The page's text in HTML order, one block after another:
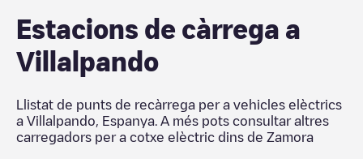
Estacions de càrrega a
Villalpando
Llistat de punts de recàrrega per a vehicles elèctrics
a Villalpando Espanya . A més pots consultar altres
carregadors per a cotxe elèctric dins de Zamora